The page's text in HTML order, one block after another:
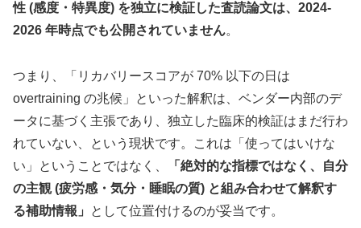
性 (感度・特異度) を独立に検証した査読論文は、2024-
2026 年時点でも公開されていません。
つまり、「リカバリースコアが 70% 以下の日は
overtraining の兆候」といった解釈は、ベンダー内部のデ
ータに基づく主張であり、独立した臨床的検証はまだ行わ
れていない、という現状です。これは「使ってはいけな
い」ということではなく、
「絶対的な指標ではなく、自分
の主観 (疲労感・気分・睡眠の質) と組み合わせて解釈す
る補助情報」
として位置付けるのが妥当です。